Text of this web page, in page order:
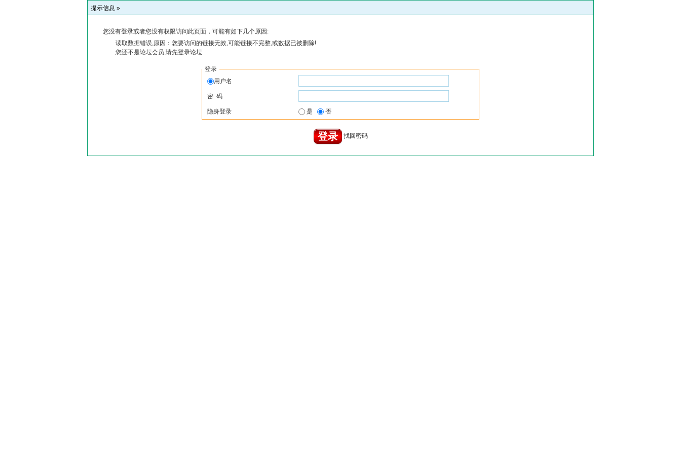
提示信息 »
您没有登录或者您没有权限访问此页面，可能有如下几个原因:
读取数据错误,原因：您要访问的链接无效,可能链接不完整,或数据已被删除!
您还不是论坛会员,请先登录论坛
登录
用户名
密 码
隐身登录 是 否
找回密码